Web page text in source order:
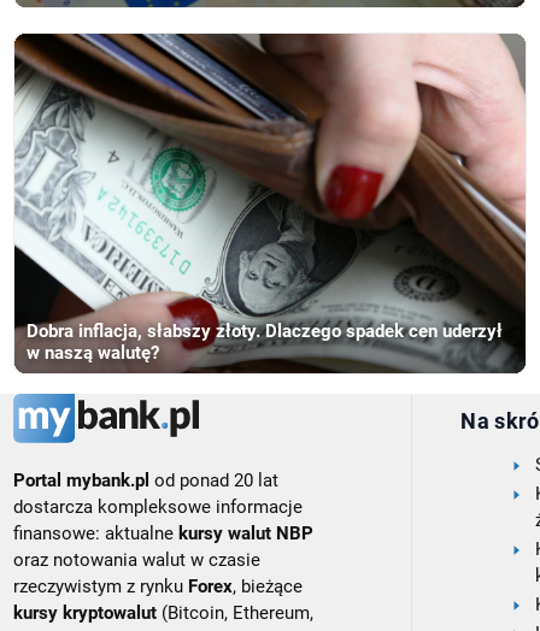
Dobra inflacja, słabszy złoty. Dlaczego spadek cen uderzył
w naszą walutę?
Portal mybank.pl od ponad 20 lat
dostarcza kompleksowe informacje
finansowe: aktualne kursy walut NBP
oraz notowania walut w czasie
rzeczywistym z rynku Forex, bieżące
kursy kryptowalut (Bitcoin, Ethereum,
Na